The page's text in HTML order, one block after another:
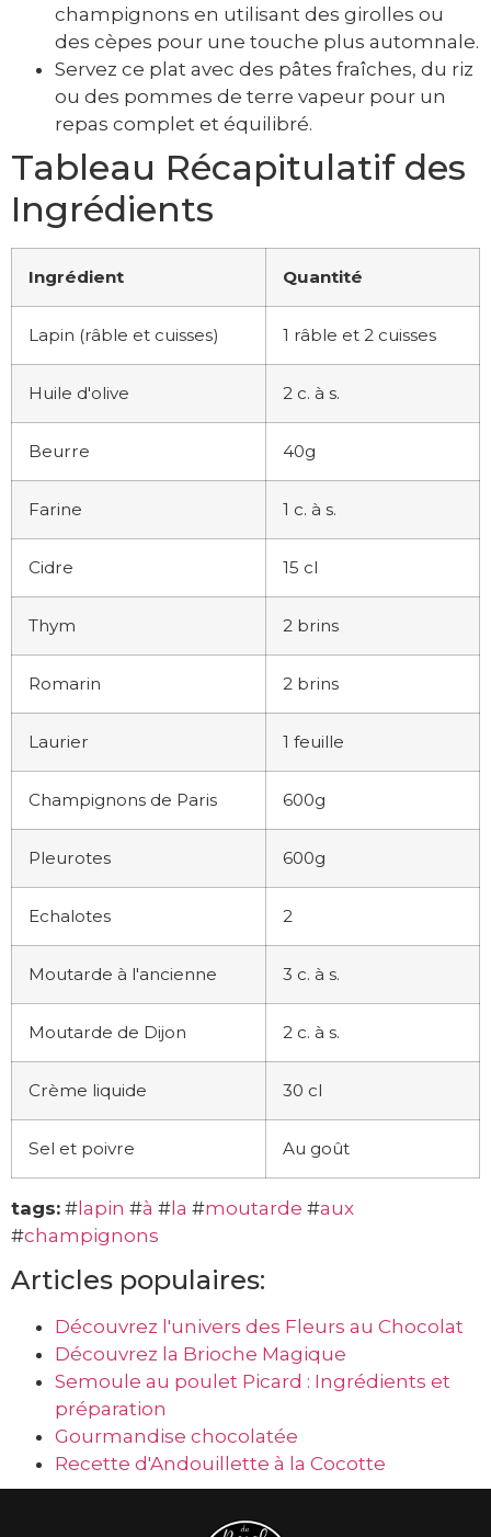
champignons en utilisant des girolles ou
des cèpes pour une touche plus automnale.
Servez ce plat avec des pâtes fraîches, du riz
ou des pommes de terre vapeur pour un
repas complet et équilibré.
Tableau Récapitulatif des
Ingrédients
Ingrédient Quantité
Lapin (râble et cuisses) 1 râble et 2 cuisses
Huile d'olive 2 c. à s.
Beurre 40g
Farine 1 c. à s.
Cidre 15 cl
Thym 2 brins
Romarin 2 brins
Laurier 1 feuille
Champignons de Paris 600g
Pleurotes 600g
Echalotes 2
Moutarde à l'ancienne 3 c. à s.
Moutarde de Dijon 2 c. à s.
Crème liquide 30 cl
Sel et poivre Au goût
tags: #lapin #à #la #moutarde #aux
#champignons
Articles populaires:
Découvrez l'univers des Fleurs au Chocolat
Découvrez la Brioche Magique
Semoule au poulet Picard : Ingrédients et
préparation
Gourmandise chocolatée
Recette d'Andouillette à la Cocotte